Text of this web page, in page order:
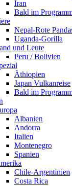
Iran
Bald im
Nepal-Rote
Uganda-Gorilla
und Leute
Peru / Bolivien
Äthiopien
Japan Vulkanreise
Bald im
Albanien
Andorra
Italien
Montenegro
Spanien
Chile-Argentinien
Costa Rica